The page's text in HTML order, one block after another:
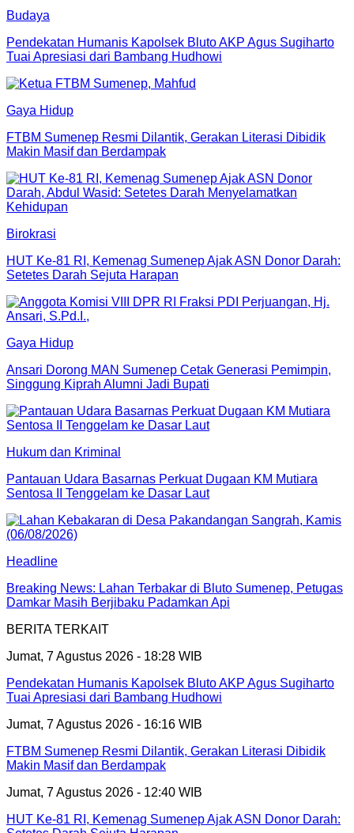
Budaya
Pendekatan Humanis Kapolsek Bluto AKP Agus Sugiharto
Tuai Apresiasi dari Bambang Hudhowi
Gaya Hidup
FTBM Sumenep Resmi Dilantik, Gerakan Literasi Dibidik
Makin Masif dan Berdampak
Birokrasi
HUT Ke-81 RI, Kemenag Sumenep Ajak ASN Donor Darah:
Setetes Darah Sejuta Harapan
Gaya Hidup
Ansari Dorong MAN Sumenep Cetak Generasi Pemimpin,
Singgung Kiprah Alumni Jadi Bupati
Hukum dan Kriminal
Pantauan Udara Basarnas Perkuat Dugaan KM Mutiara
Sentosa II Tenggelam ke Dasar Laut
Headline
Breaking News: Lahan Terbakar di Bluto Sumenep, Petugas
Damkar Masih Berjibaku Padamkan Api
BERITA TERKAIT
Jumat, 7 Agustus 2026 - 18:28 WIB
Pendekatan Humanis Kapolsek Bluto AKP Agus Sugiharto
Tuai Apresiasi dari Bambang Hudhowi
Jumat, 7 Agustus 2026 - 16:16 WIB
FTBM Sumenep Resmi Dilantik, Gerakan Literasi Dibidik
Makin Masif dan Berdampak
Jumat, 7 Agustus 2026 - 12:40 WIB
HUT Ke-81 RI, Kemenag Sumenep Ajak ASN Donor Darah: